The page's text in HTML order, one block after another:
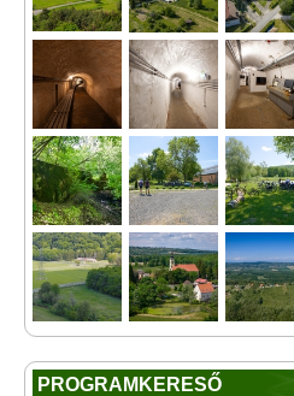
PROGRAMKERESŐ